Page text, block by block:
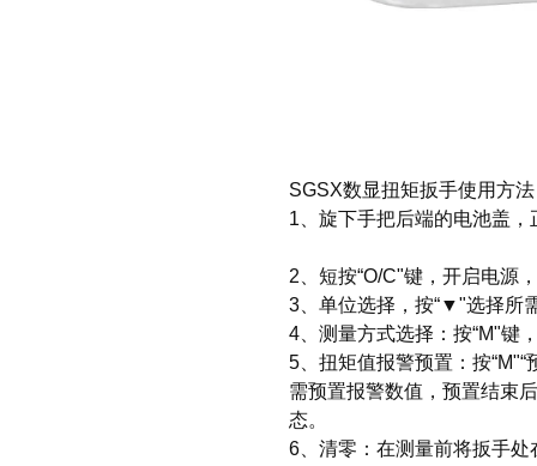
SGSX数显扭矩扳手使用方
1、旋下手把后端的电池盖
2、短按“O/C"键，开启电源
3、单位选择，按“▼"选择所
4、测量方式选择：按“M"键
5、扭矩值报警预置：按
需预置报警数值，预置结束
态。
6、清零：在测量前将扳手处